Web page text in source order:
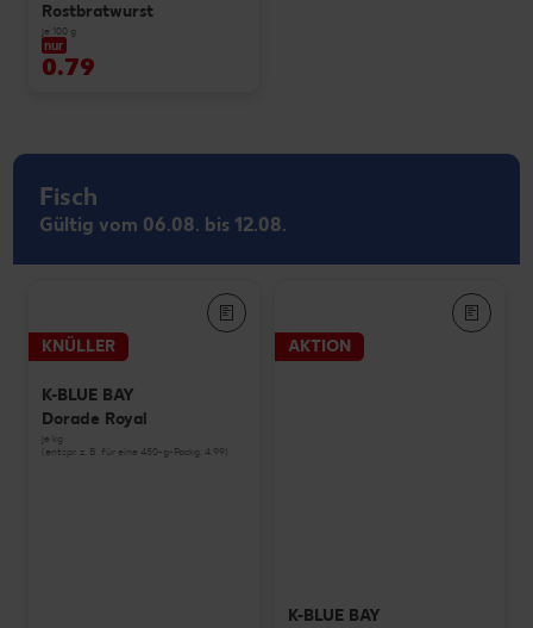
Rostbratwurst
je 100 g
nur
0.79
Fisch
Gültig vom 06.08. bis 12.08.
KNÜLLER
K-BLUE BAY
Dorade Royal
je kg
(entspr. z. B. für eine 450-g-Packg. 4.99)
AKTION
K-BLUE BAY